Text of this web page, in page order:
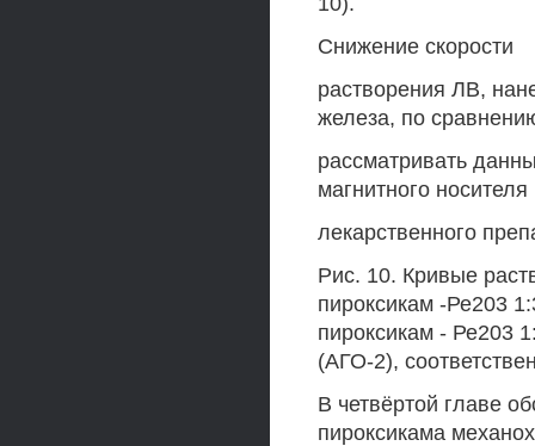
Снижение скорости
растворения ЛВ,
железа, по
рассматривать
магнитного носителя
лекарственного
Рис. 10. Кривые
пироксикам -Ре203
пироксикам - Ре203
(АГО-2),
В четвёртой главе
пироксикама